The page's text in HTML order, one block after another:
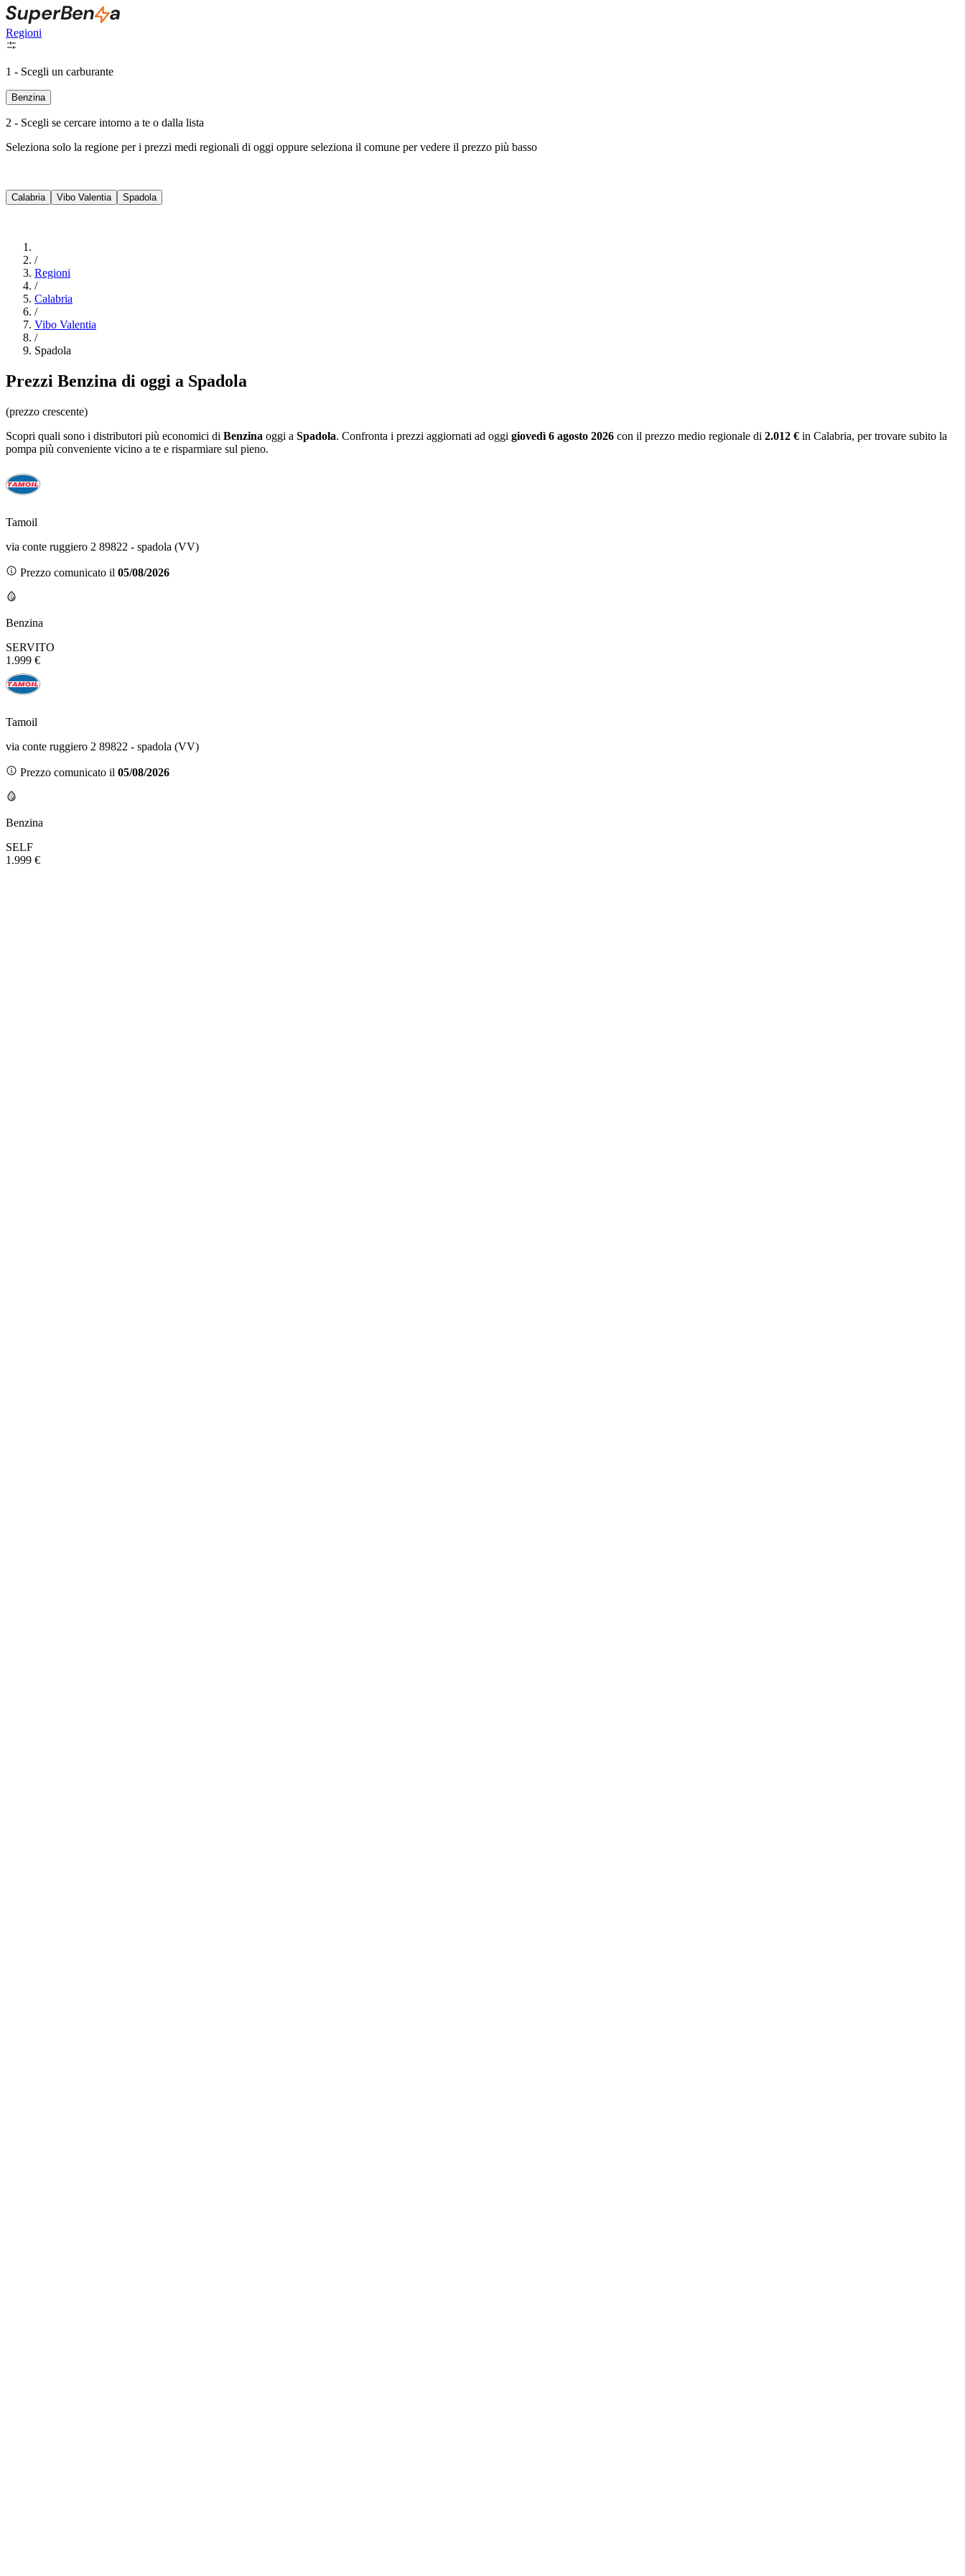
Regioni
1 - Scegli un carburante
Benzina
2 - Scegli se cercare intorno a te o dalla lista
Seleziona solo la regione per i prezzi medi regionali di oggi oppure seleziona il comune per vedere il prezzo più basso
Calabria Vibo Valentia Spadola
/
Regioni
/
Calabria
/
Vibo Valentia
/
Spadola
Prezzi Benzina di oggi a Spadola
(prezzo crescente)
Scopri quali sono i distributori più economici di Benzina oggi a Spadola. Confronta i prezzi aggiornati ad oggi giovedì 6 agosto 2026 con il prezzo medio regionale di 2.012 € in Calabria, per trovare subito la
pompa più conveniente vicino a te e risparmiare sul pieno.
Tamoil
via conte ruggiero 2 89822 - spadola (VV)
Prezzo comunicato il 05/08/2026
Benzina
SERVITO
1.999 €
Tamoil
via conte ruggiero 2 89822 - spadola (VV)
Prezzo comunicato il 05/08/2026
Benzina
SELF
1.999 €